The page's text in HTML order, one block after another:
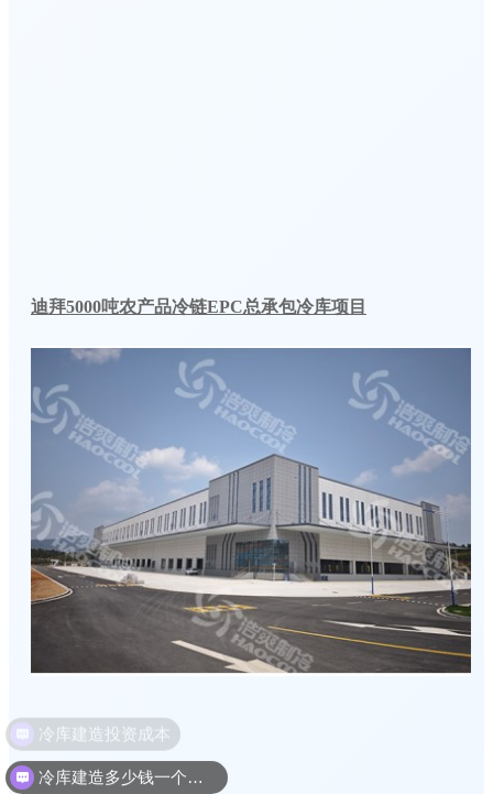
迪拜5000吨农产品冷链EPC总承包冷库项目